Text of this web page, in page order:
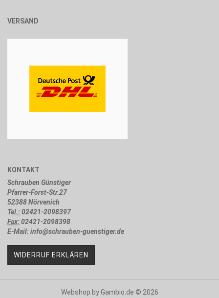
VERSAND
KONTAKT
Schrauben Günstiger
Pfarrer-Forst-Str.27
52388 Nörvenich
Tel.:02421-2098397
Fax:02421-2098398
E-Mail: info@schrauben-guenstiger.de
WIDERRUF ERKLÄREN
Webshop by Gambio.de © 2026